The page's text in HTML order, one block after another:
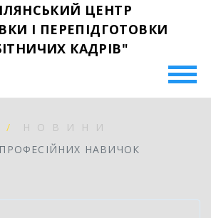
ЦЕНТР
І ПЕРЕПІДГОТОВКИ
КАДРІВ"
НОВИНИ
НАВИЧОК